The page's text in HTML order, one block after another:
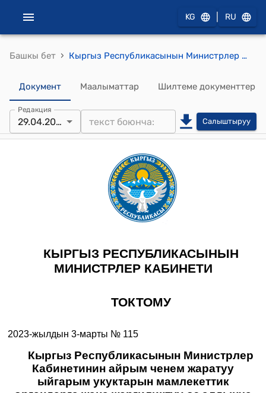
KG RU
Башкы бет › Кыргыз Республикасынын Министрлер Кабинетинин 2023-жылдын 3-мартындагы № 115 "Кыргыз Республикасынын Министрлер Кабинетинин айрым ченем жаратуу ыйгарым укуктарын мамлекеттик органдарга жана жергиликтүү өз алдынча башкаруунун аткаруу органдарына өткөрүп берүү жөнүндө" токтому
Документ Маалыматтар Шилтеме документтер
Редакция
29.04.2026 Салыштыруу